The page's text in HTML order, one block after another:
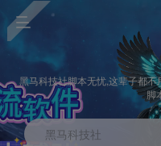
黑马科技社脚本无忧,这辈子都不
脚
黑马科技社